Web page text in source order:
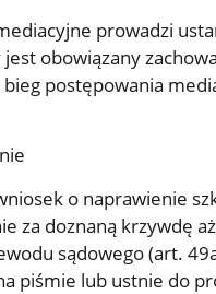
prowadzi
obowiązany
postępowania
o naprawienie
za doznaną krzywdę
sądowego (art.
piśmie lub ustnie do